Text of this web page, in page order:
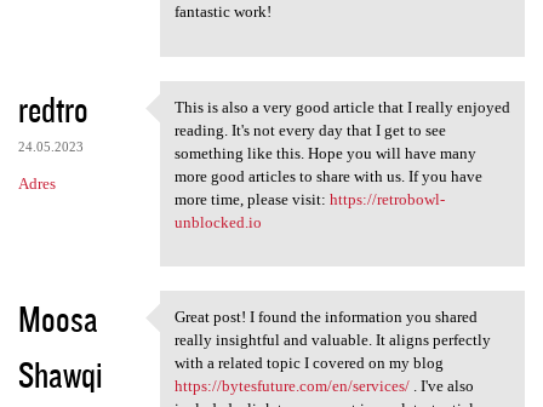
fantastic work!
redtro
24.05.2023
Adres
This is also a very good
This is also a very good article that I really enjoyed
reading. It's not every day that I get to see
something like this. Hope you will have many
more good articles to share with us. If you have
more time, please visit: https://retrobowl-
unblocked.io
Moosa
Shawqi
Great post! I found the
Great post! I found the information you shared
really insightful and valuable. It aligns perfectly
with a related topic I covered on my blog
https://bytesfuture.com/en/services/. I've also